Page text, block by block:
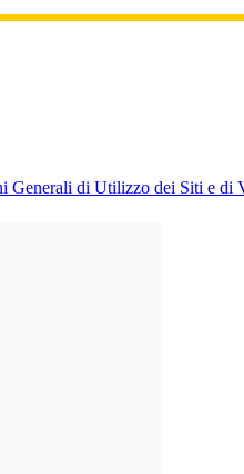
Generali di Utilizzo dei Siti e di